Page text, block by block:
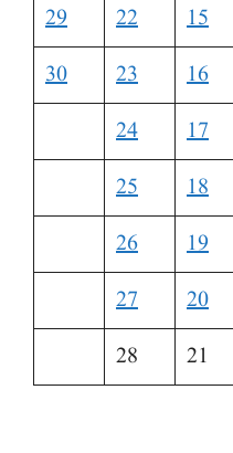
29 22 15
30
23 16
24
17
25
18
26
19
27
20
28
21